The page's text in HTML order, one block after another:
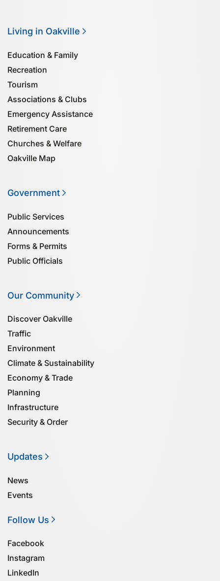
Living in Oakville
Education & Family
Recreation
Tourism
Associa­tions & Clubs
Emergency Assistance
Retirement Care
Churches & Welfare
Oakville Map
Government
Public Services
Announcements
Forms & Permits
Public Officials
Our Community
Discover Oakville
Traffic
Environment
Climate & Sustainability
Economy & Trade
Planning
Infrastructure
Security & Order
Updates
News
Events
Follow Us
Facebook
Instagram
LinkedIn